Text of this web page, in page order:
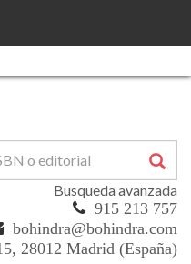
para mejorar nuestros
Busqueda avanzada
915 213 757
bohindra@bohindra.com
28012 Madrid (España)